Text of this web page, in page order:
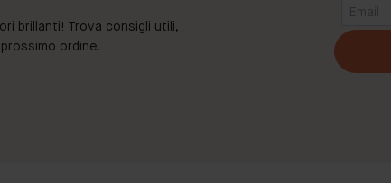
brillanti! Trova consigli utili,
ordine.